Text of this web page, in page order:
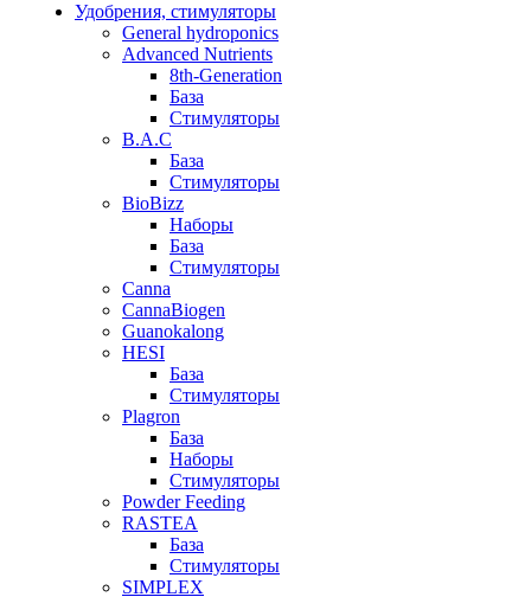
Удобрения, стимуляторы
General hydroponics
Advanced Nutrients
8th-Generation
База
Стимуляторы
B.A.C
База
Стимуляторы
BioBizz
Наборы
База
Стимуляторы
Canna
CannaBiogen
Guanokalong
HESI
База
Стимуляторы
Plagron
База
Наборы
Стимуляторы
Powder Feeding
RASTEA
База
Стимуляторы
SIMPLEX